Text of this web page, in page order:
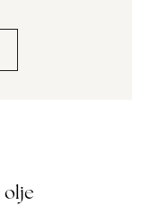
olje